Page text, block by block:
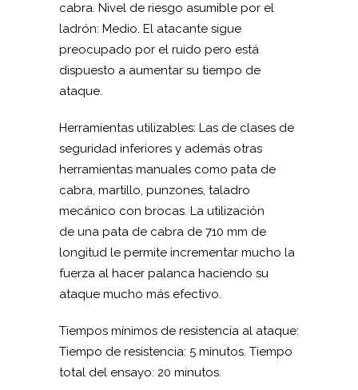
cabra. Nivel de riesgo asumible por el
ladrón: Medio. El atacante sigue
preocupado por el ruido pero está
dispuesto a aumentar su tiempo de
ataque.
Herramientas utilizables: Las de clases de
seguridad inferiores y además otras
herramientas manuales como pata de
cabra, martillo, punzones, taladro
mecánico con brocas. La utilización
de una pata de cabra de 710 mm de
longitud le permite incrementar mucho la
fuerza al hacer palanca haciendo su
ataque mucho más efectivo.
Tiempos mínimos de resistencia al ataque:
Tiempo de resistencia: 5 minutos. Tiempo
total del ensayo: 20 minutos.